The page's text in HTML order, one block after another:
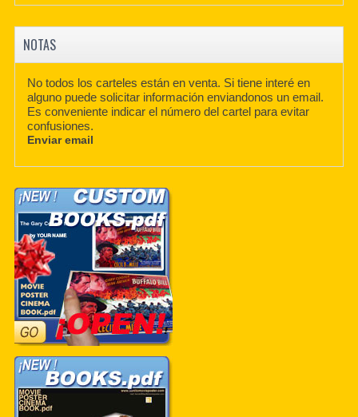
NOTAS
No todos los carteles están en venta. Si tiene interé en
alguno puede solicitar información enviandonos un email.
Es conveniente indicar el número del cartel para evitar
confusiones.
Enviar email